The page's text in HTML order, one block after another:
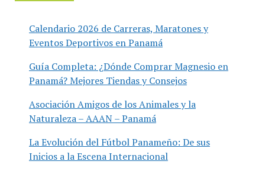
Calendario 2026 de Carreras, Maratones y
Eventos Deportivos en Panamá
Guía Completa: ¿Dónde Comprar Magnesio en
Panamá? Mejores Tiendas y Consejos
Asociación Amigos de los Animales y la
Naturaleza – AAAN – Panamá
La Evolución del Fútbol Panameño: De sus
Inicios a la Escena Internacional